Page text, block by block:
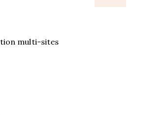
multi-sites